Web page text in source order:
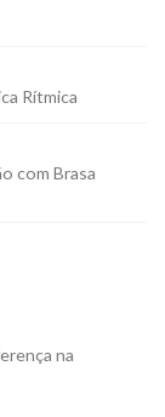
Rítmica
com Brasa
na